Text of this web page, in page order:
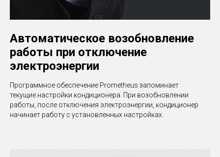
Автоматическое возобновление
работы при отключение
электроэнергии
Программное обеспечение Prometheus запоминает
текущие настройки кондиционера. При возобновлении
работы, после отключения электроэнергии, кондиционер
начинает работу с установленных настройках.